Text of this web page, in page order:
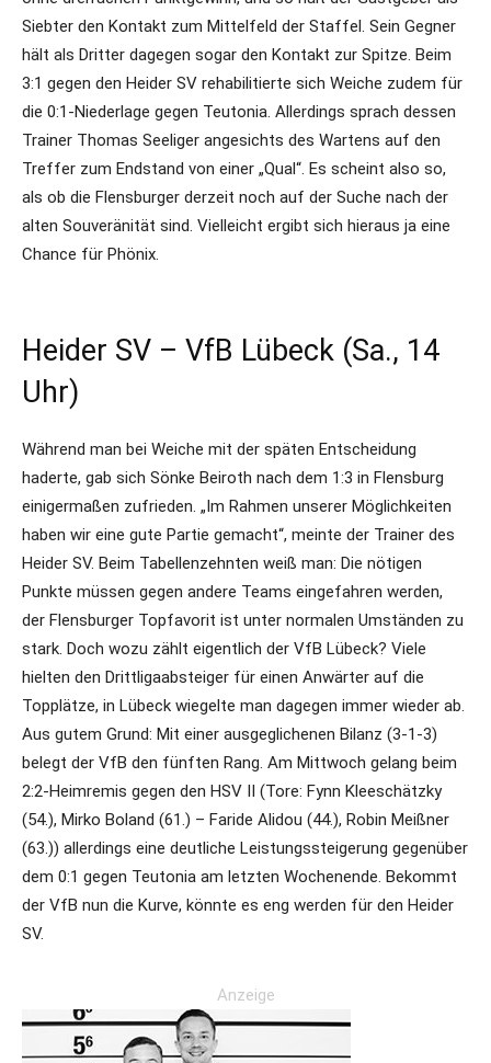
Siebter den Kontakt zum Mittelfeld der Staffel. Sein Gegner
hält als Dritter dagegen sogar den Kontakt zur Spitze. Beim
3:1 gegen den Heider SV rehabilitierte sich Weiche zudem für
die 0:1-Niederlage gegen Teutonia. Allerdings sprach dessen
Trainer Thomas Seeliger angesichts des Wartens auf den
Treffer zum Endstand von einer „Qual“. Es scheint also so,
als ob die Flensburger derzeit noch auf der Suche nach der
alten Souveränität sind. Vielleicht ergibt sich hieraus ja eine
Chance für Phönix.
Heider SV – VfB Lübeck (Sa., 14
Uhr)
Während man bei Weiche mit der späten Entscheidung
haderte, gab sich Sönke Beiroth nach dem 1:3 in Flensburg
einigermaßen zufrieden. „Im Rahmen unserer Möglichkeiten
haben wir eine gute Partie gemacht“, meinte der Trainer des
Heider SV. Beim Tabellenzehnten weiß man: Die nötigen
Punkte müssen gegen andere Teams eingefahren werden,
der Flensburger Topfavorit ist unter normalen Umständen zu
stark. Doch wozu zählt eigentlich der VfB Lübeck? Viele
hielten den Drittligaabsteiger für einen Anwärter auf die
Topplätze, in Lübeck wiegelte man dagegen immer wieder ab.
Aus gutem Grund: Mit einer ausgeglichenen Bilanz (3-1-3)
belegt der VfB den fünften Rang. Am Mittwoch gelang beim
2:2-Heimremis gegen den HSV II (Tore: Fynn Kleeschätzky
(54.), Mirko Boland (61.) – Faride Alidou (44.), Robin Meißner
(63.)) allerdings eine deutliche Leistungssteigerung gegenüber
dem 0:1 gegen Teutonia am letzten Wochenende. Bekommt
der VfB nun die Kurve, könnte es eng werden für den Heider
SV.
Anzeige